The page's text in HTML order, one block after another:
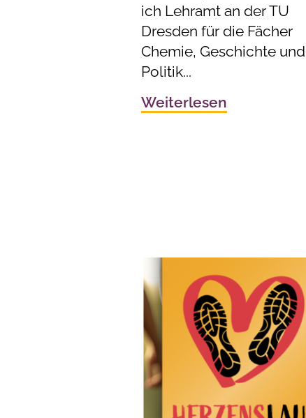
ich Lehramt an der TU
Dresden für die Fächer
Chemie, Geschichte und
Politik...
Weiterlesen